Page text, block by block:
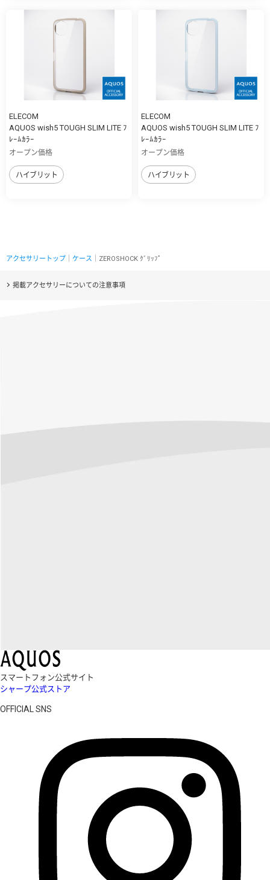
ELECOM
AQUOS wish5 TOUGH SLIM LITE ﾌ
ﾚｰﾑｶﾗｰ
オープン価格
ハイブリット
ELECOM
AQUOS wish5 TOUGH SLIM LITE ﾌ
ﾚｰﾑｶﾗｰ
オープン価格
ハイブリット
アクセサリートップ ケース ｜ZEROSHOCK ｸﾞﾘｯﾌﾟ
掲載アクセサリーについての注意事項
スマートフォン公式サイト
シャープ公式ストア
OFFICIAL SNS